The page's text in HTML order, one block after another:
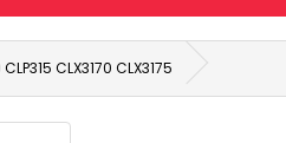
CLX3170 CLX3175